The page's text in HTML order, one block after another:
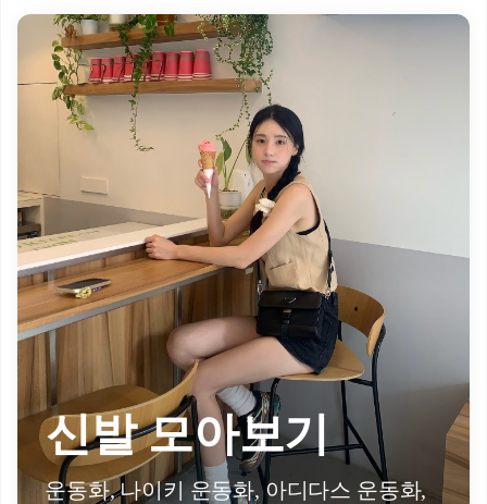
신발 모아보기
운동화, 나이키 운동화, 아디다스 운동화,